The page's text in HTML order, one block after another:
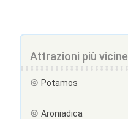
Attrazioni più vicine
Potamos
Aroniadica